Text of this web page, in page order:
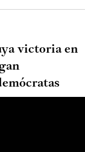
victoria en